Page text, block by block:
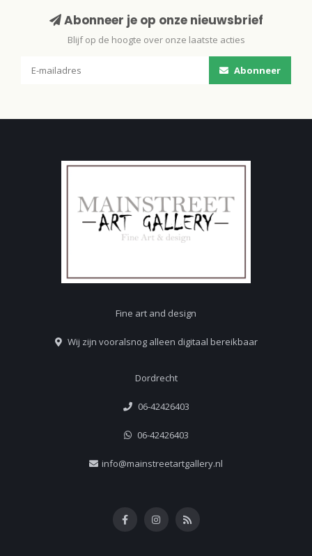
Abonneer je op onze nieuwsbrief
Blijf op de hoogte over onze laatste acties
Abonneer
Fine art and design
Wij zijn vooralsnog alleen digitaal bereikbaar
Dordrecht
06-42426403
06-42426403
info@mainstreetartgallery.nl